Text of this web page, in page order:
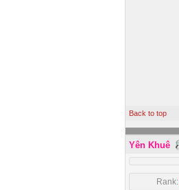
Back to top
Yên Khuê
Rank: